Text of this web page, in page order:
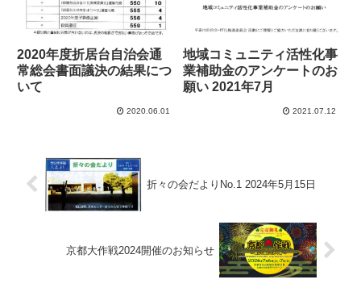
2020年度折居台自治会通
常総会書面議決の結果につ
いて
2020.06.01
地域コミュニティ活性化事
業補助金のアンケートのお
願い 2021年7月
2021.07.12
折々の会だよりNo.1 2024年5月15日
京都大作戦2024開催のお知らせ